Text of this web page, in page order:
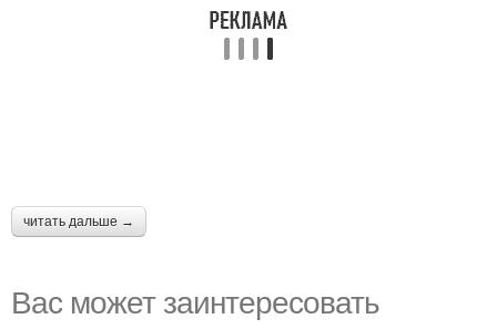
читать дальше →
Вас может заинтересовать